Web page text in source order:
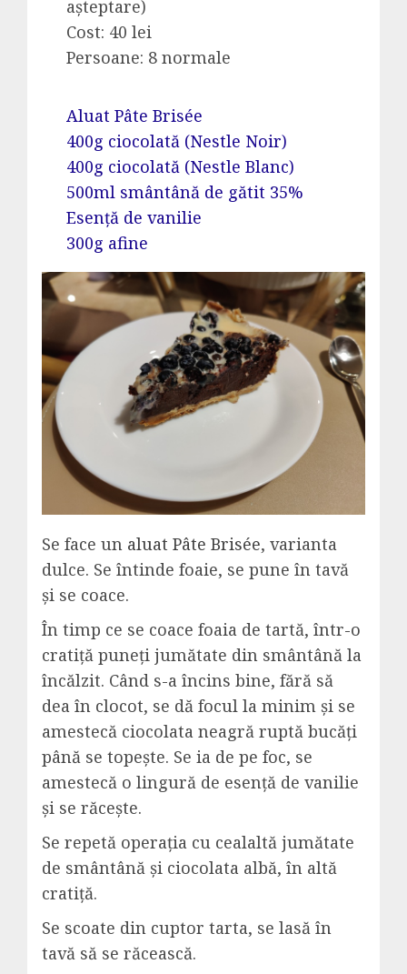
așteptare)
Cost: 40 lei
Persoane: 8 normale
Aluat Pâte Brisée
400g ciocolată (Nestle Noir)
400g ciocolată (Nestle Blanc)
500ml smântână de gătit 35%
Esență de vanilie
300g afine
Se face un aluat Pâte Brisée, varianta
dulce. Se întinde foaie, se pune în tavă
și se coace.
În timp ce se coace foaia de tartă, într-o
cratiță puneți jumătate din smântână la
încălzit. Când s-a încins bine, fără să
dea în clocot, se dă focul la minim și se
amestecă ciocolata neagră ruptă bucăți
până se topește. Se ia de pe foc, se
amestecă o lingură de esență de vanilie
și se răcește.
Se repetă operația cu cealaltă jumătate
de smântână și ciocolata albă, în altă
cratiță.
Se scoate din cuptor tarta, se lasă în
tavă să se răcească.